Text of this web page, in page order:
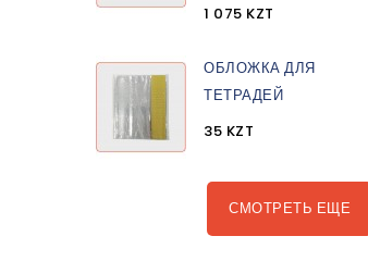
1 075 KZT
ОБЛОЖКА ДЛЯ
ТЕТРАДЕЙ
35 KZT
СМОТРЕТЬ ЕЩЕ